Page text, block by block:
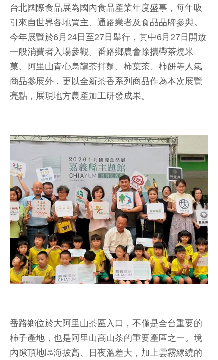
台北國際食品展為國內食品產業年度盛事，每年吸
引來自世界各地買主、通路業者及食品品牌參與。
今年展覽於6月24日至27日舉行，其中6月27日開放
一般消費者入場參觀。番路鄉農會除攜帶茶燒米
菓、阿里山青心烏龍茶拌麵、柿葉茶、柿餅等人氣
商品參展外，更以全新茶香系列商品作為本次展覽
亮點，展現地方農產加工研發成果。
番路鄉位於大阿里山茶區入口，不僅是全台重要的
柿子產地，也是阿里山高山茶的重要產區之一。境
內隙頂地區海拔高、日夜溫差大，加上雲霧繚繞的